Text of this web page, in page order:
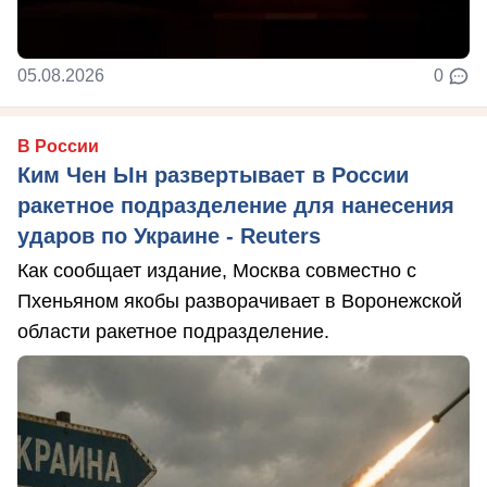
05.08.2026 0
В России
Ким Чен Ын развертывает в России
ракетное подразделение для нанесения
ударов по Украине - Reuters
Как сообщает издание, Москва совместно с
Пхеньяном якобы разворачивает в Воронежской
области ракетное подразделение.